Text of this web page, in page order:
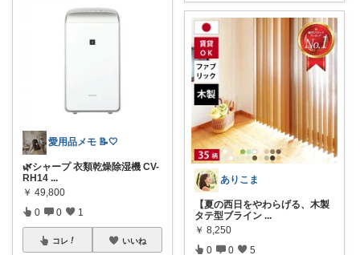
愛用品メモ 📝🤍
🌿シャープ 衣類乾燥除湿機 CV-
RH14 ...
￥ 49,800
0 0 1
コレ いいね
ありこま
【夏の西日をやわらげる、木製
タテ型ブライン ...
￥ 8,250
0 0 5